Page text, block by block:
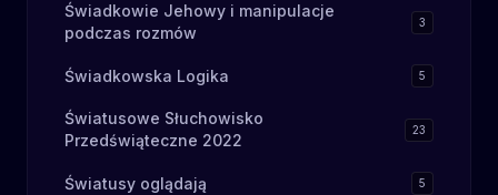
Świadkowie Jehowy i manipulacje
podczas rozmów
3
Świadkowska Logika 5
Światusowe Słuchowisko
Przedświąteczne 2022
23
Światusy oglądają 5